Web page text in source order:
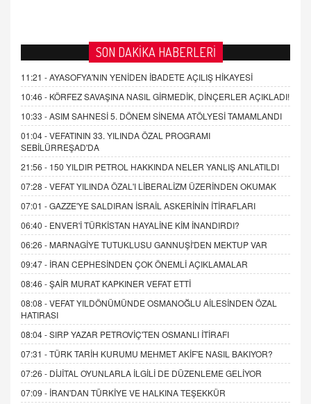
SON DAKİKA HABERLERİ
11:21 -AYASOFYA'NIN YENİDEN İBADETE AÇILIŞ HİKAYESİ
10:46 - KÖRFEZ SAVAŞINA NASIL GİRMEDİK, DİNÇERLER AÇIKLADI!
10:33 -ASIM SAHNESİ 5. DÖNEM SİNEMA ATÖLYESİ TAMAMLANDI
01:04 -VEFATININ 33. YILINDA ÖZAL PROGRAMI
SEBİLÜRREŞAD'DA
21:56 - 150 YILDIR PETROL HAKKINDA NELER YANLIŞ ANLATILDI
07:28 -VEFAT YILINDA ÖZAL'I LİBERALİZM ÜZERİNDEN OKUMAK
07:01 -GAZZE'YE SALDIRAN İSRAİL ASKERİNİN İTİRAFLARI
06:40 - ENVER'İ TÜRKİSTAN HAYALİNE KİM İNANDIRDI?
06:26 - MARNAGİYE TUTUKLUSU GANNUŞİ'DEN MEKTUP VAR
09:47 - İRAN CEPHESİNDEN ÇOK ÖNEMLİ AÇIKLAMALAR
08:46 -ŞAİR MURAT KAPKINER VEFAT ETTİ
08:08 -VEFAT YILDÖNÜMÜNDE OSMANOĞLU AİLESİNDEN ÖZAL
HATIRASI
08:04 -SIRP YAZAR PETROVİÇ'TEN OSMANLI İTİRAFI
07:31 -TÜRK TARİH KURUMU MEHMET AKİF'E NASIL BAKIYOR?
07:26 - DİJİTAL OYUNLARLA İLGİLİ DE DÜZENLEME GELİYOR
07:09 - İRAN'DAN TÜRKİYE VE HALKINA TEŞEKKÜR